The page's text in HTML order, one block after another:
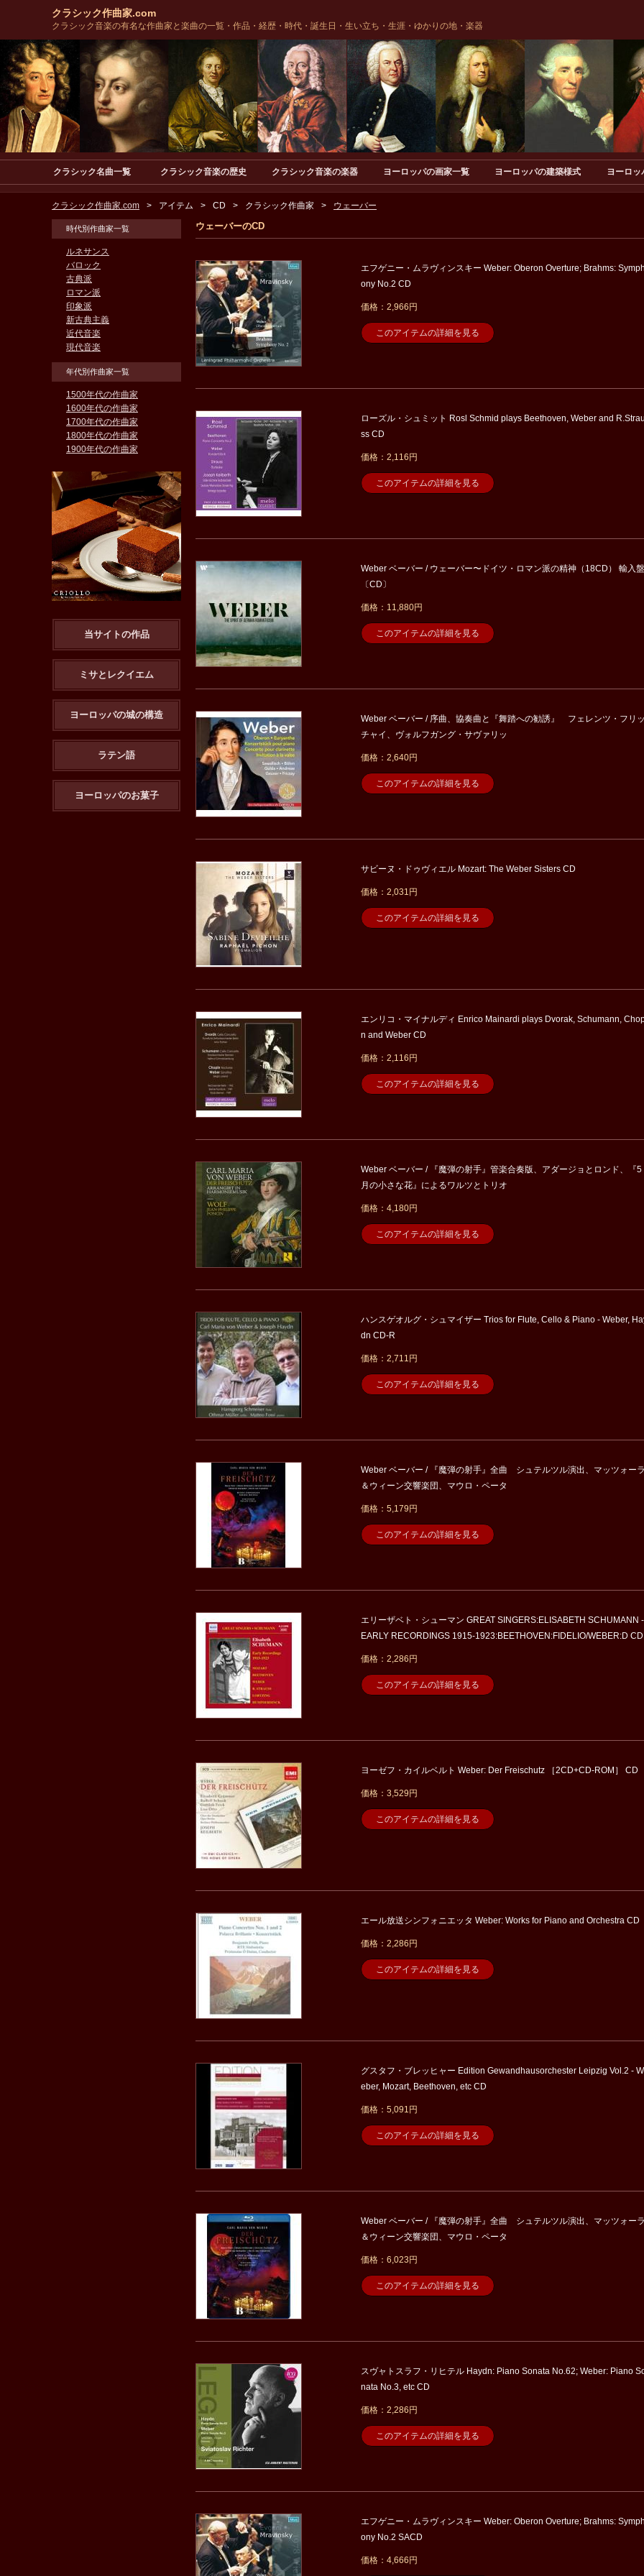
クラシック作曲家.com
クラシック音楽の有名な作曲家と楽曲の一覧・作品・経歴・時代・誕生日・生い立ち・生涯・ゆかりの地・楽器
クラシック名曲一覧 クラシック音楽の歴史 クラシック音楽の楽器 ヨーロッパの画家一覧 ヨーロッパの建築様式 ヨーロッ
クラシック作曲家.com アイテム CD クラシック作曲家 ウェーバー
ウェーバーのCD
エフゲニー・ムラヴィンスキー Weber: Oberon Overture; Brahms:
ony No.2 CD
価格：2,966円
このアイテムの詳細を見る
ローズル・シュミット Rosl Schmid plays Beethoven, Weber and
ss CD
価格：2,116円
このアイテムの詳細を見る
Weber ベーバー / ウェーバー〜ドイツ・ロマン派の精神（18CD） 輸入盤
〔CD〕
価格：11,880円
このアイテムの詳細を見る
Weber ベーバー / 序曲、協奏曲と『舞踏への勧誘』 フェレンツ・フリ
チャイ、ヴォルフガング・サヴァリッ
価格：2,640円
このアイテムの詳細を見る
サビーヌ・ドゥヴィエル Mozart: The Weber Sisters CD
価格：2,031円
このアイテムの詳細を見る
エンリコ・マイナルディ Enrico Mainardi plays Dvorak, Schumann,
n and Weber CD
価格：2,116円
このアイテムの詳細を見る
Weber ベーバー / 『魔弾の射手』管楽合奏版、アダージョとロンド、『5
月の小さな花』によるワルツとトリオ
価格：4,180円
このアイテムの詳細を見る
ハンスゲオルグ・シュマイザー Trios for Flute, Cello & Piano - Weber,
dn CD-R
価格：2,711円
このアイテムの詳細を見る
Weber ベーバー / 『魔弾の射手』全曲 シュテルツル演出、マッツォー
＆ウィーン交響楽団、マウロ・ペータ
価格：5,179円
このアイテムの詳細を見る
エリーザベト・シューマン GREAT SINGERS:ELISABETH SCHUMANN -
EARLY RECORDINGS 1915-1923:BEETHOVEN:FIDELIO/WEBER:D CD
価格：2,286円
このアイテムの詳細を見る
ヨーゼフ・カイルベルト Weber: Der Freischutz ［2CD+CD-ROM］ CD
価格：3,529円
このアイテムの詳細を見る
エール放送シンフォニエッタ Weber: Works for Piano and Orchestra CD
価格：2,286円
このアイテムの詳細を見る
グスタフ・ブレッヒャー Edition Gewandhausorchester Leipzig Vol.2 - W
eber, Mozart, Beethoven, etc CD
価格：5,091円
このアイテムの詳細を見る
Weber ベーバー / 『魔弾の射手』全曲 シュテルツル演出、マッツォー
＆ウィーン交響楽団、マウロ・ペータ
価格：6,023円
このアイテムの詳細を見る
スヴャトスラフ・リヒテル Haydn: Piano Sonata No.62; Weber: Piano
nata No.3, etc CD
価格：2,286円
このアイテムの詳細を見る
エフゲニー・ムラヴィンスキー Weber: Oberon Overture; Brahms:
ony No.2 SACD
価格：4,666円
時代別作曲家一覧
ルネサンス
バロック
古典派
ロマン派
印象派
新古典主義
近代音楽
現代音楽
年代別作曲家一覧
1500年代の作曲家
1600年代の作曲家
1700年代の作曲家
1800年代の作曲家
1900年代の作曲家
当サイトの作品
ミサとレクイエム
ヨーロッパの城の構造
ラテン語
ヨーロッパのお菓子